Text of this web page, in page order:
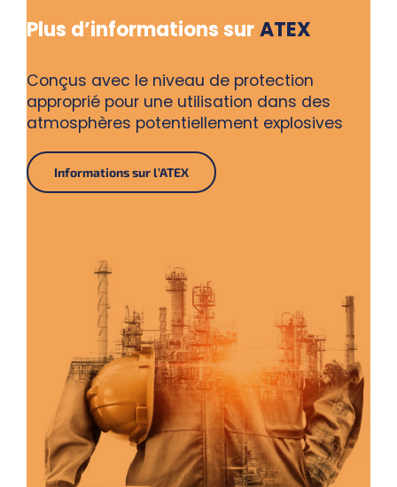
Plus d’informations surATEX
Conçus avec le niveau de protection
approprié pour une utilisation dans des
atmosphères potentiellement explosives
Informations sur l’ATEX